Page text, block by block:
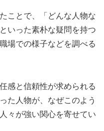
ことで、「どんな人物な
いった素朴な疑問を持つ
場での様子などを調べる
感と信頼性が求められる
た人物が、なぜこのよう
々が強い関心を寄せてい